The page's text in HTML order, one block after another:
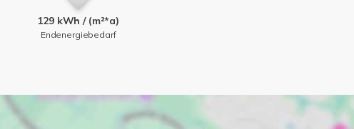
129 kWh / (m²*a)
Endenergiebedarf